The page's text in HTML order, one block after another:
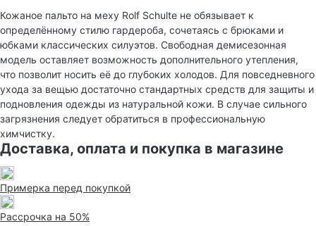
Кожаное пальто на меху Rolf Schulte не обязывает к
определённому стилю гардероба, сочетаясь с брюками и
юбками классических силуэтов. Свободная демисезонная
модель оставляет возможность дополнительного утепления,
что позволит носить её до глубоких холодов. Для повседневного
ухода за вещью достаточно стандартных средств для защиты и
подновления одежды из натуральной кожи. В случае сильного
загрязнения следует обратиться в профессиональную
химчистку.
Доставка, оплата и покупка в магазине
Примерка перед покупкой
Рассрочка на 50%